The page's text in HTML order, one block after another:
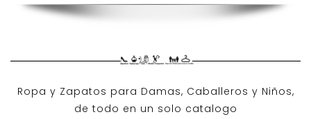
Ropa y Zapatos para Damas, Caballeros y Niños,
de todo en un solo catalogo